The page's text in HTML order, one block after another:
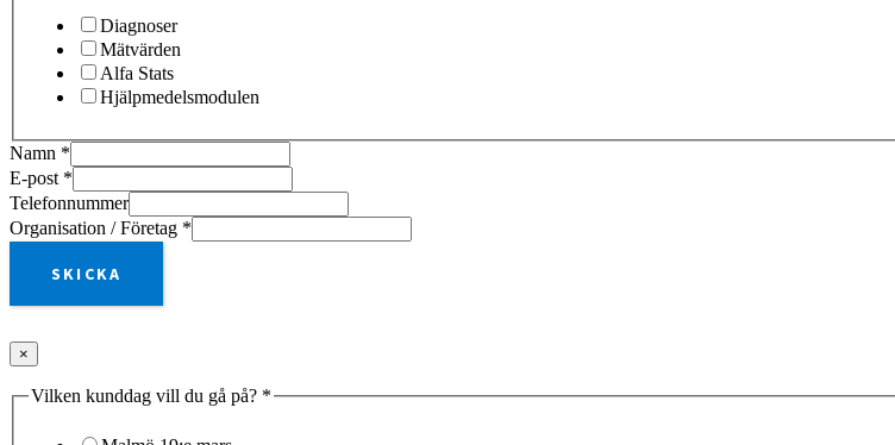
Diagnoser
Mätvärden
Alfa Stats
Hjälpmedelsmodulen
Namn *
E-post *
Telefonnummer
Organisation / Företag *
SKICKA
×
Vilken kunddag vill du gå på? *